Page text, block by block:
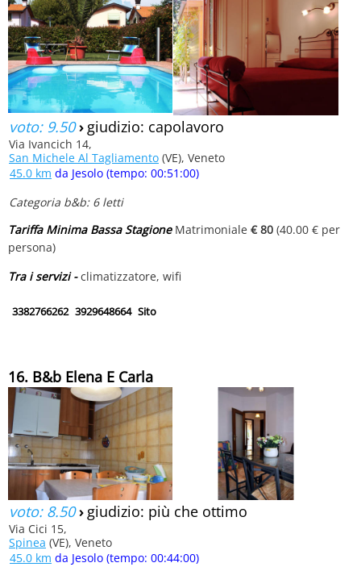
voto: 9.50› giudizio: capolavoro
Via Ivancich 14,
San Michele Al Tagliamento (VE), Veneto
45.0 km da Jesolo (tempo: 00:51:00)
Categoria b&b: 6 letti
Tariffa Minima Bassa StagioneMatrimoniale € 80 (40.00 € per
persona)
Tra i servizi -climatizzatore, wifi
3382766262 3929648664 Sito
16. B&b Elena E Carla
voto: 8.50› giudizio: più che ottimo
Via Cici 15,
Spinea (VE), Veneto
45.0 km da Jesolo (tempo: 00:44:00)